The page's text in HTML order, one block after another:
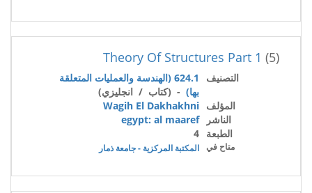
(5)
Theory Of Structures Part 1
التصنيف
624.1 (الهندسة والعمليات المتعلقة
بها) - (كتاب / انجليزي)
المؤلف Wagih El Dakhakhni
الناشر
egypt: al maaref
الطبعة 4
متاح في المكتبة المركزية - جامعة ذمار